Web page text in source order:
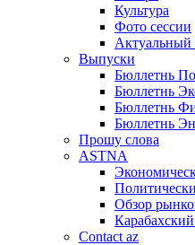
Культура
Фото сессии
Актуальный
Выпуски
Бюллетнь
Бюллетнь
Бюллетнь
Бюллетнь
Прошу слова
ASTNA
Обзор
Contact az